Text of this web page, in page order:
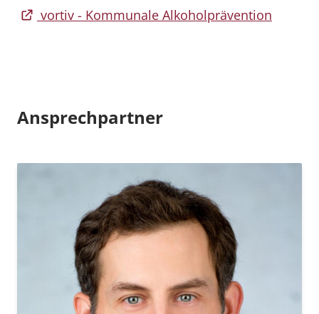
vortiv - Kommunale Alkoholprävention
Ansprechpartner